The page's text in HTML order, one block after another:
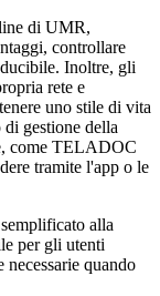
di UMR,
controllare
Inoltre, gli
rete e
uno stile di vita
gestione della
come TELADOC
tramite l'app o le
alla
per gli utenti
quando